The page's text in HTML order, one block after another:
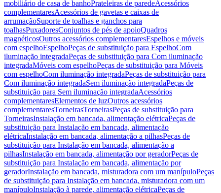
mobiliário de casa de banhoPrateleiras de paredeAcessórios
complementaresAcessórios de gavetas e caixas de
arrumaçãoSuporte de toalhas e ganchos para
toalhasPuxadoresConjuntos de pés de apoioQuadros
magnéticosOutros acessórios complementaresEspelhos e móveis
com espelhoEspelhoPeças de substituição para EspelhoCom
iluminação integradaPeças de substituição para Com iluminação
integradaMóveis com espelhoPeças de substituição para Móveis
com espelhoCom iluminação integradaPeças de substituição para
Com iluminação integradaSem iluminação integradaPeças de
substituição para Sem iluminação integradaAcessórios
complementaresElementos de luzOutros acessórios
complementaresTorneirasTorneirasPeças de substituição para
TorneirasInstalação em bancada, alimentação elétricaPeças de
substituição para Instalação em bancada, alimentação
elétricaInstalação em bancada, alimentação a pilhasPeças de
substituição para Instalação em bancada, alimentação a
pilhasInstalação em bancada, alimentação por geradorPeças de
substituição para Instalação em bancada, alimentação por
geradorInstalação em bancada, misturadora com um manípuloPeças
de substituição para Instalação em bancada, misturadora com um
manípuloInstalação à parede, alimentação elétricaPeças de